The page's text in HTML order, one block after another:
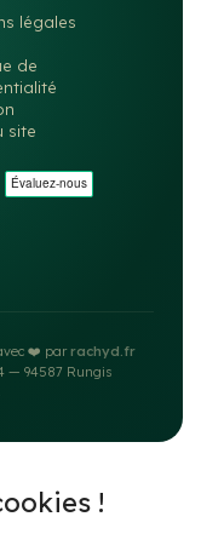
légales
de
site
❤️ parrachyd.fr
— 94587 Rungis
!